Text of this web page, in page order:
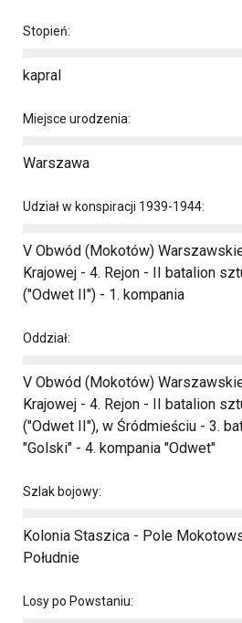
Stopień:
kapral
Miejsce urodzenia:
Warszawa
Udział w konspiracji 1939-1944:
V Obwód (Mokotów)
Krajowej - 4. Rejon - II batalion
("Odwet II") - 1. kompania
Oddział:
V Obwód (Mokotów)
Krajowej - 4. Rejon - II batalion
("Odwet II"), w Śródmieściu - 3.
"Golski" - 4. kompania "Odwet"
Szlak bojowy:
Kolonia Staszica - Pole
Południe
Losy po Powstaniu: